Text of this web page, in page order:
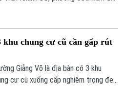
hạng mục của công trình đã xuống
hoạt của cư dân.
khu chung cư cũ cần gấp rút
Giảng Võ là địa bàn có 3 khu
cư cũ xuống cấp nghiêm trọng đe